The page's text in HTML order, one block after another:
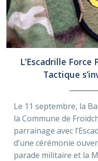
L’Escadrille
Tactique
Le 11 septembre, la
la Commune de
parrainage avec
d’une cérémonie
parade militaire et la